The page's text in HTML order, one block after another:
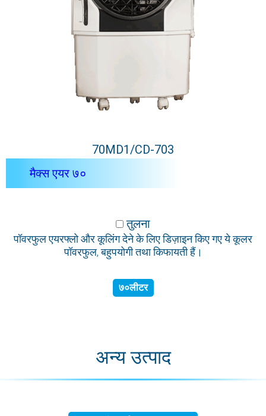
70MD1/CD-703
मैक्स एयर ७०
तुलना
पॉवरफुल एयरफ्लो और कूलिंग देने के लिए डिज़ाइन किए गए ये कूलर
पॉवरफुल, बहुपयोगी तथा किफायती हैं।
७०लीटर
अन्य उत्पाद